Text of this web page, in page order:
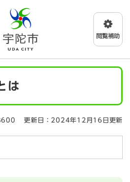
ーを飛ばして本文へ
は
更新日：2024年12月16日更新